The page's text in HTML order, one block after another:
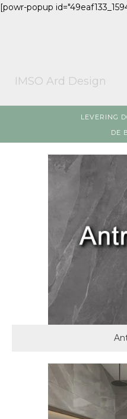
[powr-popup
IMSO Ard Design
LEVERING
DE